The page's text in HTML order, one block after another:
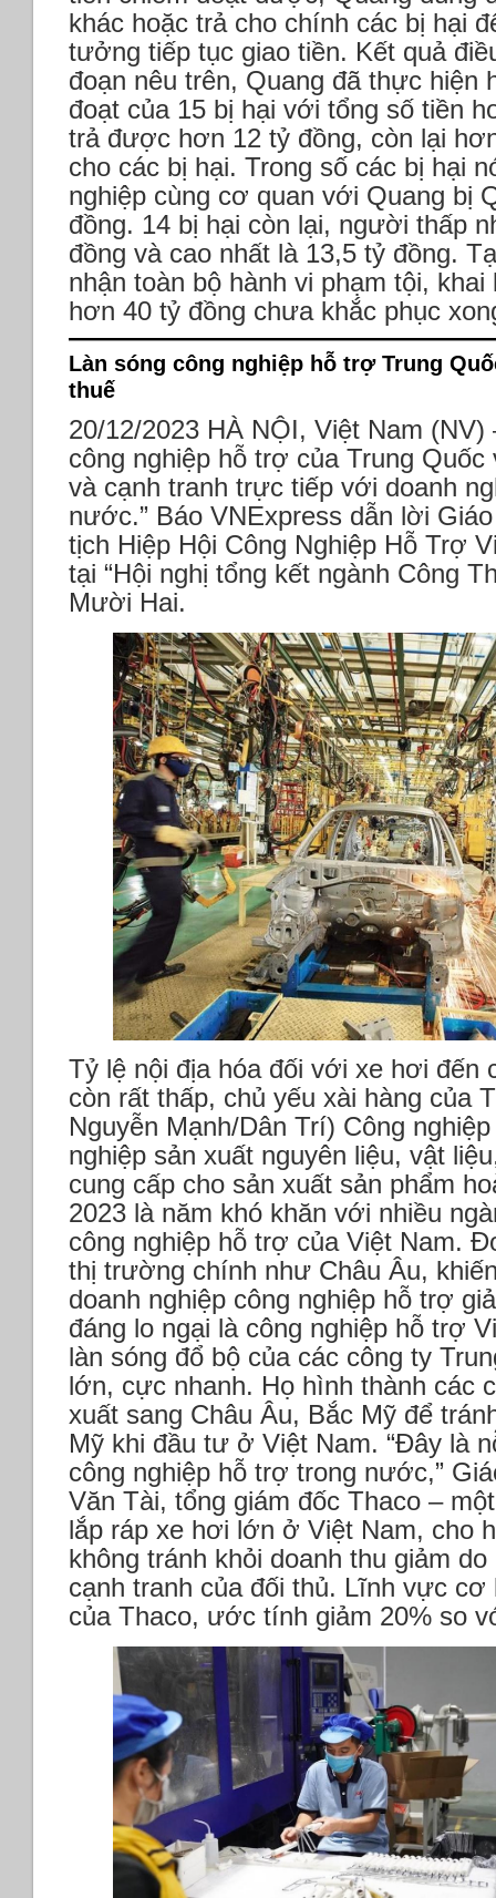
khác hoặc trả cho chính các bị hại
tưởng tiếp tục giao tiền. Kết quả
đoạn nêu trên, Quang đã thực hiện
đoạt của 15 bị hại với tổng số tiền
trả được hơn 12 tỷ đồng, còn lại
cho các bị hại. Trong số các bị hại
nghiệp cùng cơ quan với Quang bị
đồng. 14 bị hại còn lại, người thấp
đồng và cao nhất là 13,5 tỷ đồng.
nhận toàn bộ hành vi phạm tội,
hơn 40 tỷ đồng chưa khắc phục
Làn sóng công nghiệp hỗ trợ Trung
thuế
20/12/2023 HÀ NỘI, Việt Nam (NV)
công nghiệp hỗ trợ của Trung
và cạnh tranh trực tiếp với doanh
nước.” Báo VNExpress dẫn lời
tịch Hiệp Hội Công Nghiệp Hỗ Trợ
tại “Hội nghị tổng kết ngành Công
Mười Hai.
Tỷ lệ nội địa hóa đối với xe hơi đến
còn rất thấp, chủ yếu xài hàng của
Nguyễn Mạnh/Dân Trí) Công
nghiệp sản xuất nguyên liệu, vật
cung cấp cho sản xuất sản phẩm
2023 là năm khó khăn với nhiều
công nghiệp hỗ trợ của Việt Nam.
thị trường chính như Châu Âu,
doanh nghiệp công nghiệp hỗ trợ
đáng lo ngại là công nghiệp hỗ trợ
làn sóng đổ bộ của các công ty
lớn, cực nhanh. Họ hình thành các
xuất sang Châu Âu, Bắc Mỹ để
Mỹ khi đầu tư ở Việt Nam. “Đây là
công nghiệp hỗ trợ trong nước,”
Văn Tài, tổng giám đốc Thaco –
lắp ráp xe hơi lớn ở Việt Nam, cho
không tránh khỏi doanh thu giảm
cạnh tranh của đối thủ. Lĩnh vực
của Thaco, ước tính giảm 20% so